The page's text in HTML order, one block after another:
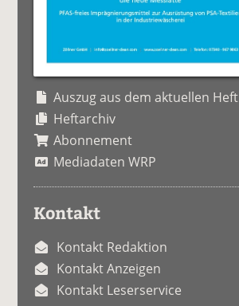
Auszug aus dem aktuellen Heft
Heftarchiv
Abonnement
Mediadaten WRP
Kontakt
Kontakt Redaktion
Kontakt Anzeigen
Kontakt Leserservice